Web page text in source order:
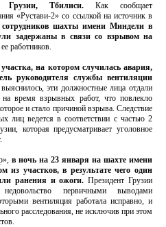
Грузии, Тбилиси. Как сообщает
«Рустави-2» со ссылкой на источник в
сотрудников шахты имени Миндели в
задержаны в связи со взрывом на
работников.
на котором случилась авария,
руководителя службы вентиляции
эти должностные лица отдали
время взрывных работ, что повлекло
и стало причиной взрыва. Следствие
лиц ведется в соответствии с частью 2
которая предусматривает уголовное
в ночь на 23 января на шахте имени
из участков, в результате чего один
ранения и ожоги.Президент Грузии
первичными выводами
вентиляция работала исправно, и
расследования, не исключив при этом